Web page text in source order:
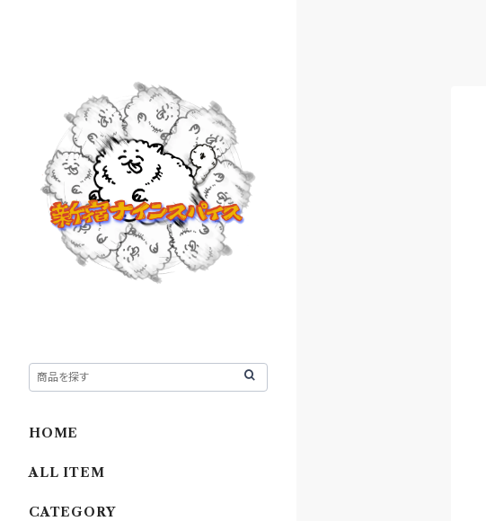
HOME
ALL ITEM
CATEGORY